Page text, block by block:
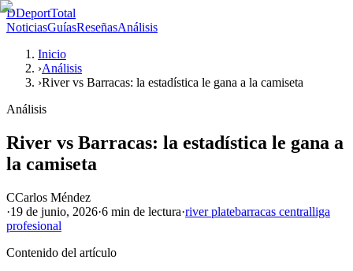
DDeportTotal
NoticiasGuíasReseñasAnálisis
Inicio
›Análisis
›River vs Barracas: la estadística le gana a la camiseta
Análisis
River vs Barracas: la estadística le gana a
la camiseta
CCarlos Méndez
·19 de junio, 2026·6 min de lectura·river platebarracas centralliga
profesional
Contenido del artículo